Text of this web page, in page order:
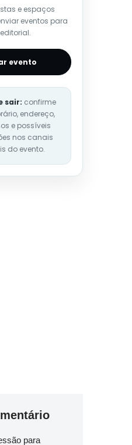
e espaços
eventos para
evento
sair: confirme
endereço,
e possíveis
nos canais
do evento.
para